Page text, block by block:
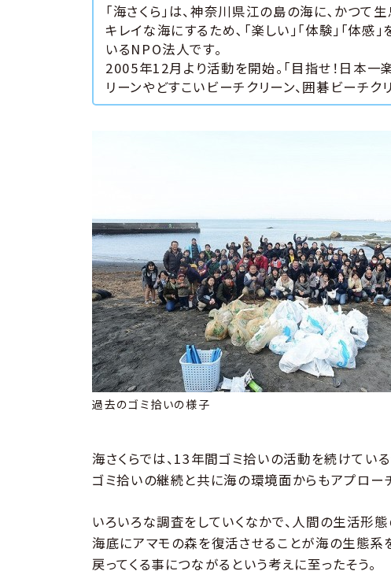
「海さくら」は、神奈川県江の島の海に､かつて
キレイな海にするため､「楽しい」「体験」「体
いるNPO法人です。
2005年12月より活動を開始。「目指せ！日本一
リーンやどすこいビーチクリーン、囲碁ビーチ
過去のゴミ拾いの様子
海さくらでは、13年間ゴミ拾いの活動を続けてい
ゴミ拾いの継続と共に海の環境面からもアプロー
いろいろな調査をしていくなかで、人間の生活形
海底にアマモの森を復活させることが海の生態系
戻ってくる事につながるという考えに至ったそう。